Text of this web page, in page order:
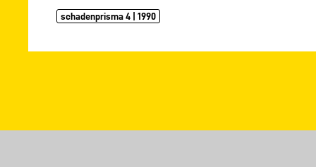
schadenprisma 4 | 1990